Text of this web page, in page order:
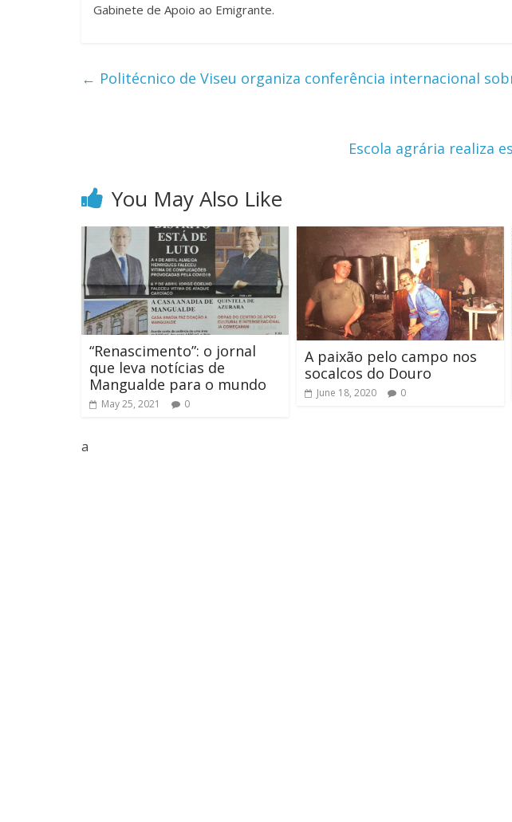
Gabinete de Apoio ao Emigrante.
← Politécnico de Viseu organiza conferência internacional
Escola agrária realiza
You May Also Like
“Renascimento”: o jornal
que leva notícias de
Mangualde para o mundo
May 25, 2021 0
A paixão pelo campo nos
socalcos do Douro
June 18, 2020 0
a